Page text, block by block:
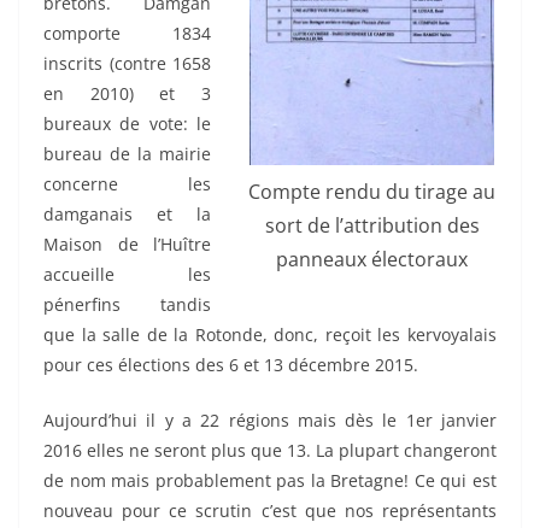
Compte rendu du tirage au
sort de l’attribution des
panneaux électoraux
comporte 1834
inscrits (contre 1658
en 2010) et 3
bureaux de vote: le
bureau de la mairie
concerne les
damganais et la
Maison de l’Huître
accueille les
pénerfins tandis
que la salle de la Rotonde, donc, reçoit les kervoyalais
pour ces élections des 6 et 13 décembre 2015.
Aujourd’hui il y a 22 régions mais dès le 1er janvier
2016 elles ne seront plus que 13. La plupart changeront
de nom mais probablement pas la Bretagne! Ce qui est
nouveau pour ce scrutin c’est que nos représentants